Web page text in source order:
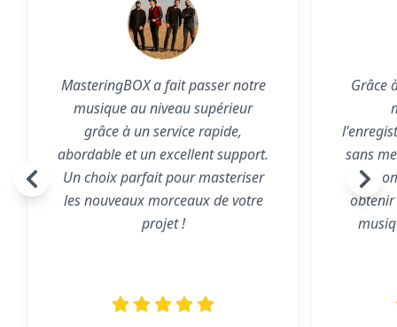
MasteringBOX a fait passer notre
musique au niveau supérieur
grâce à un service rapide,
abordable et un excellent support.
Un choix parfait pour masteriser
les nouveaux morceaux de votre
projet !
Grâce
sans
obtenir